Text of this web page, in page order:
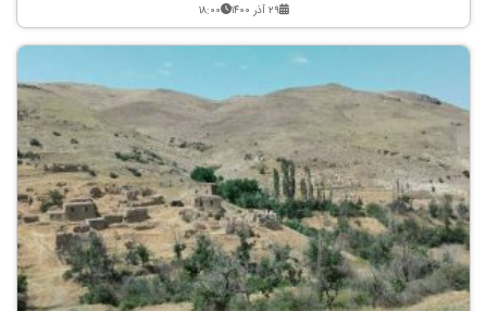
۲۹ آذر ۱۴۰۰ ۱۸:۰۰